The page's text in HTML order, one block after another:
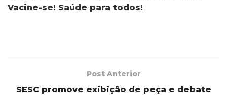
Vacine-se! Saúde para todos!
Post Anterior
SESC promove exibição de peça e debate